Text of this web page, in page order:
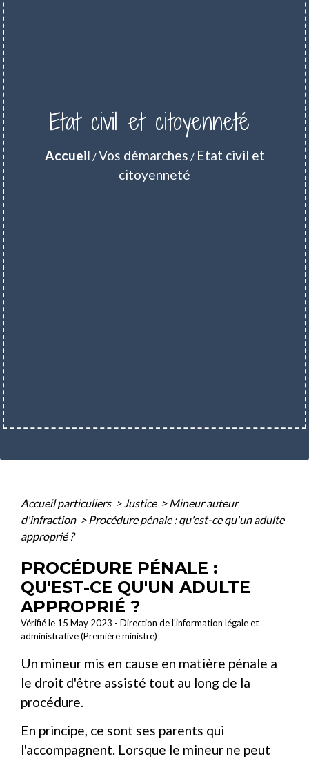
Etat civil et citoyenneté
Accueil /Vos démarches / Etat civil et
citoyenneté
Accueil particuliers > Justice > Mineur auteur
d'infraction > Procédure pénale : qu'est-ce qu'un adulte
approprié ?
PROCÉDURE PÉNALE :
QU'EST-CE QU'UN ADULTE
APPROPRIÉ ?
Vérifié le 15 May 2023 - Direction de l'information légale et
administrative (Première ministre)
Un mineur mis en cause en matière pénale a
le droit d'être assisté tout au long de la
procédure.
En principe, ce sont ses parents qui
l'accompagnent. Lorsque le mineur ne peut